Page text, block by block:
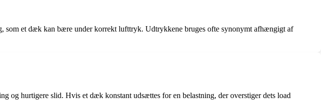
som et dæk kan bære under korrekt lufttryk. Udtrykkene bruges ofte synonymt afhængigt af
og hurtigere slid. Hvis et dæk konstant udsættes for en belastning, der overstiger dets load